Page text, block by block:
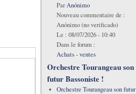
ParAnónimo
Nouveau commentaire de :
Anónimo (no verificado)
Le : 08/07/2026 - 10:40
Dans le forum :
Achats - ventes
Orchestre Tourangeau son
futur Bassoniste !
Orchestre Tourangeau son futur